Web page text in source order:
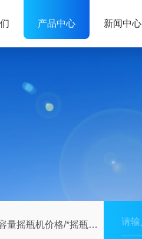
产品中心 新闻中心
价格/*摇瓶机/摇瓶机（46支）